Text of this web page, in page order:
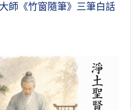
師《竹窗隨筆》三筆白話